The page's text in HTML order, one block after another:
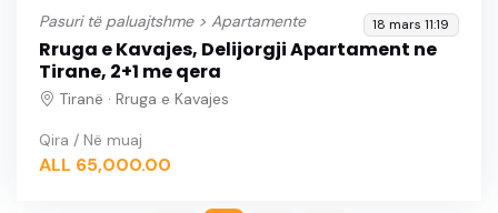
Pasuri të paluajtshme > Apartamente 18 mars 11:19
Rruga e Kavajes, Delijorgji Apartament ne
Tirane, 2+1 me qera
Tiranë · Rruga e Kavajes
Qira / Në muaj
ALL 65,000.00